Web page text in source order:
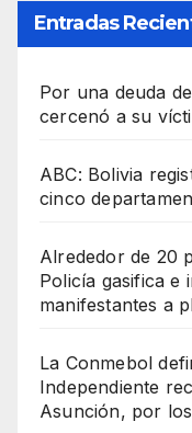
Entradas
Por una deuda
cercenó a su
ABC: Bolivia
cinco
Alrededor de 20
Policía gasifica e
manifestantes a
La Conmebol
Independiente
Asunción, por